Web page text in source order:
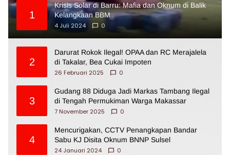
1
Krisis Solar di Barru: Mafia dan Oknum di Balik
Kelangkaan BBM
4 Juli 2024
0
2
Darurat Rokok Ilegal! OPAA dan RC Merajalela
di Takalar, Bea Cukai Impoten
26 Februari 2025
0
3
Gudang 88 Diduga Jadi Markas Tambang Ilegal
di Tengah Permukiman Warga Makassar
7 November 2025
0
4
Mencurigakan, CCTV Penangkapan Bandar
Sabu KJ Disita Oknum BNNP Sulsel
24 Januari 2024
0